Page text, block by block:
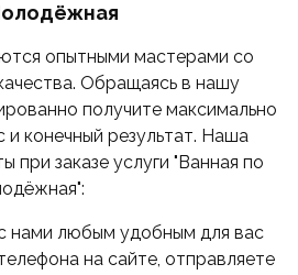
опытными мастерами со
Обращаясь в нашу
получите максимально
и конечный результат. Наша
при заказе услуги "Ванная по
нами любым удобным для вас
на сайте, отправляете